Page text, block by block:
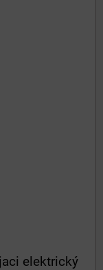
elektrický